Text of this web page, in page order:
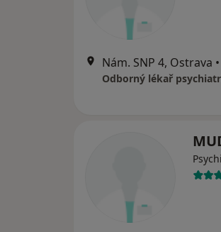
Nám. SNP 4, Ostrava •
Odborný lékař